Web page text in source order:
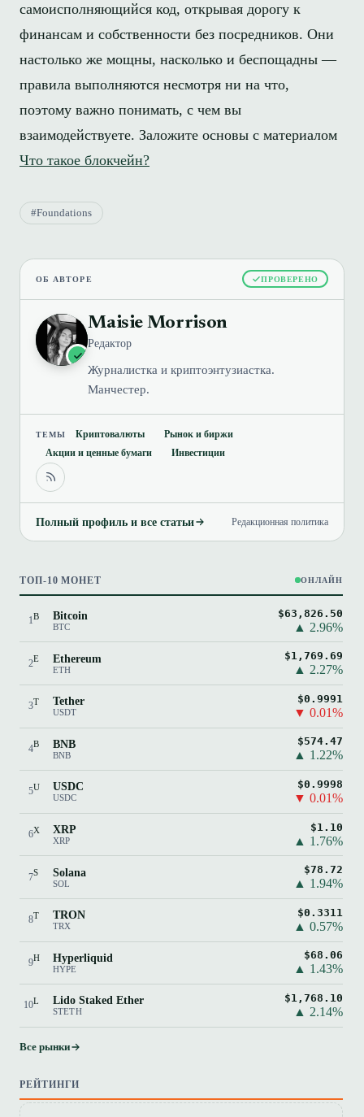
самоисполняющийся код, открывая дорогу к
финансам и собственности без посредников. Они
настолько же мощны, насколько и беспощадны —
правила выполняются несмотря ни на что,
поэтому важно понимать, с чем вы
взаимодействуете. Заложите основы с материалом
Что такое блокчейн?
#Foundations
ОБ АВТОРЕ ПРОВЕРЕНО
Maisie Morrison
Редактор
Журналистка и криптоэнтузиастка.
Манчестер.
ТЕМЫ Криптовалюты
Рынок и биржи
Акции и ценные бумаги
Инвестиции
Полный профиль и все статьи Редакционная политика
ТОП-10 МОНЕТ ОНЛАЙН
1B Bitcoin
BTC
$63,826.50
▲ 2.96%
2E Ethereum
ETH
$1,769.69
▲ 2.27%
3T Tether
USDT
$0.9991
▼ 0.01%
4B BNB
BNB
$574.47
▲ 1.22%
5U USDC
USDC
$0.9998
▼ 0.01%
6X XRP
XRP
$1.10
▲ 1.76%
7S Solana
SOL
$78.72
▲ 1.94%
8T TRON
TRX
$0.3311
▲ 0.57%
9H Hyperliquid
HYPE
$68.06
▲ 1.43%
10L Lido Staked Ether
STETH
$1,768.10
▲ 2.14%
Все рынки
РЕЙТИНГИ